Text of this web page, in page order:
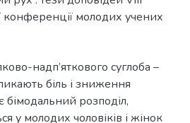
конференції молодих учених
надп’яткового суглоба –
біль і зниження
бімодальний розподіл,
у молодих чоловіків і жінок